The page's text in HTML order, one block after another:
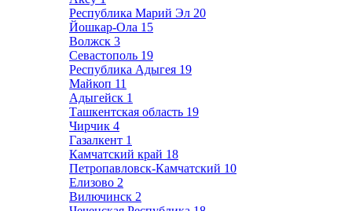
Республика Марий Эл 20
Йошкар-Ола 15
Волжск 3
Севастополь 19
Республика Адыгея 19
Майкоп 11
Адыгейск 1
Ташкентская область 19
Чирчик 4
Газалкент 1
Камчатский край 18
Петропавловск-Камчатский 10
Елизово 2
Вилючинск 2